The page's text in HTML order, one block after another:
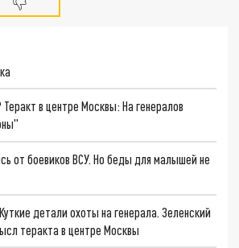
в центре Москвы: На генералов
от боевиков ВСУ. Но беды для малышей не
детали охоты на генерала. Зеленский
теракта в центре Москвы